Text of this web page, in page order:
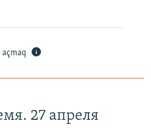
açmaq
27 апреля